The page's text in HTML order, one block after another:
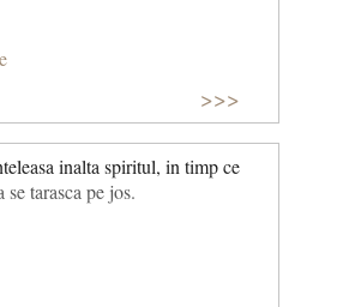
>>>
inalta spiritul, in timp ce
tarasca pe jos.